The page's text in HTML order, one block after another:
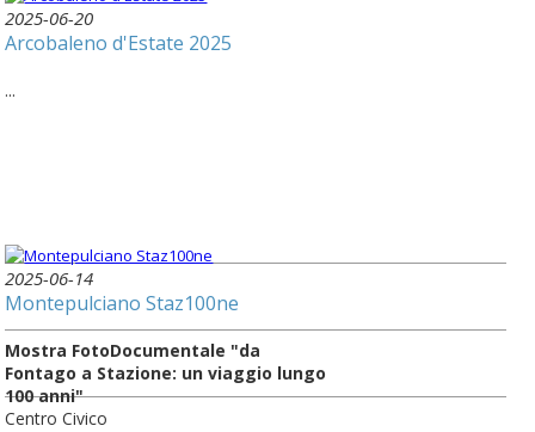
2025-06-20
Arcobaleno d'Estate 2025
...
2025-06-14
Montepulciano Staz100ne
Mostra FotoDocumentale "da
Fontago a Stazione: un viaggio lungo
100 anni"
Centro Civico